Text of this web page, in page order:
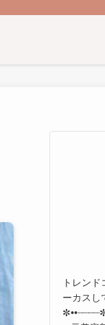
トレン
ーカス